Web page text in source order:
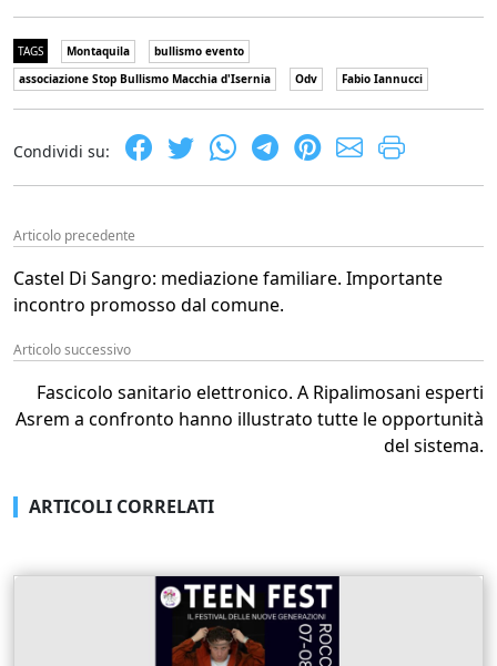
TAGS Montaquila
bullismo evento
associazione Stop Bullismo Macchia d'Isernia
Odv Fabio Iannucci
Condividi su:
Articolo precedente
Castel Di Sangro: mediazione familiare. Importante
incontro promosso dal comune.
Articolo successivo
Fascicolo sanitario elettronico. A Ripalimosani esperti
Asrem a confronto hanno illustrato tutte le opportunità
del sistema.
ARTICOLI CORRELATI